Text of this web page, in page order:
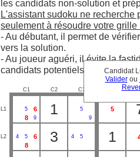
Candidat
Validerou
les candidats non-solution et
L'assistant sudoku ne
seulement à résoudre votre grille
- Au débutant, il permet de
vers la solution.
- Au joueur aguéri, il évite la
candidats potentiels.
C1 C2 C3
L1 5
6
8
9
1
5
9
5
L2 4 5
6
8
3 4 5 1